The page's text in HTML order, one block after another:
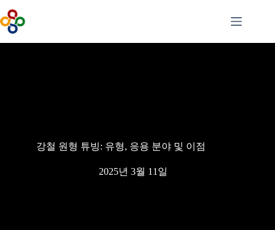
텐
츠
로
강철 원형 튜빙: 유형, 응용 분야 및 이점
2025년 3월 11일